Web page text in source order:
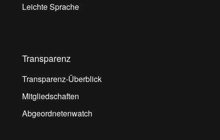
Leichte Sprache
Transparenz
Transparenz-Überblick
Mitgliedschaften
Abgeordnetenwatch